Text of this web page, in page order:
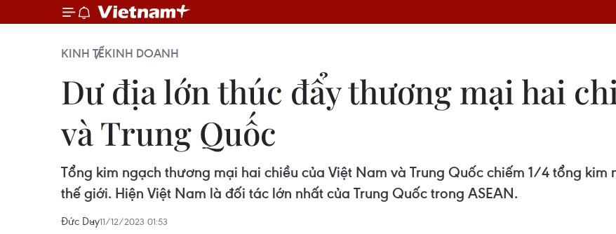
KINH TẾKINH DOANH
Dư địa lớn thúc đẩy thương mại hai
và Trung Quốc
Tổng kim ngạch thương mại hai chiều của Việt Nam và Trung Quốc chiếm 1/4 tổng
thế giới. Hiện Việt Nam là đối tác lớn nhất của Trung Quốc trong ASEAN.
Đức Duy11/12/2023 01:53